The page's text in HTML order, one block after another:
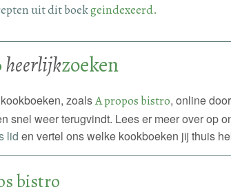
uit dit boekgeindexeerd.
heerlijkzoeken
zoalsA propos bistro, online
snel weer terugvindt. Lees er meer over op
lid en vertel ons welke kookboeken jij thuis
bistro